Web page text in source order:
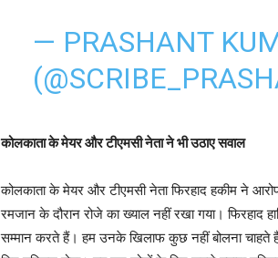
— PRASHANT
कोलकाता के मेयर और टीएमसी नेता ने भी उठाए सवाल
कोलकाता के मेयर और टीएमसी नेता फिरहाद हकीम ने
रमजान के दौरान रोजे का ख्याल नहीं रखा गया।
सम्मान करते हैं। हम उनके खिलाफ कुछ नहीं बोलना चाहते